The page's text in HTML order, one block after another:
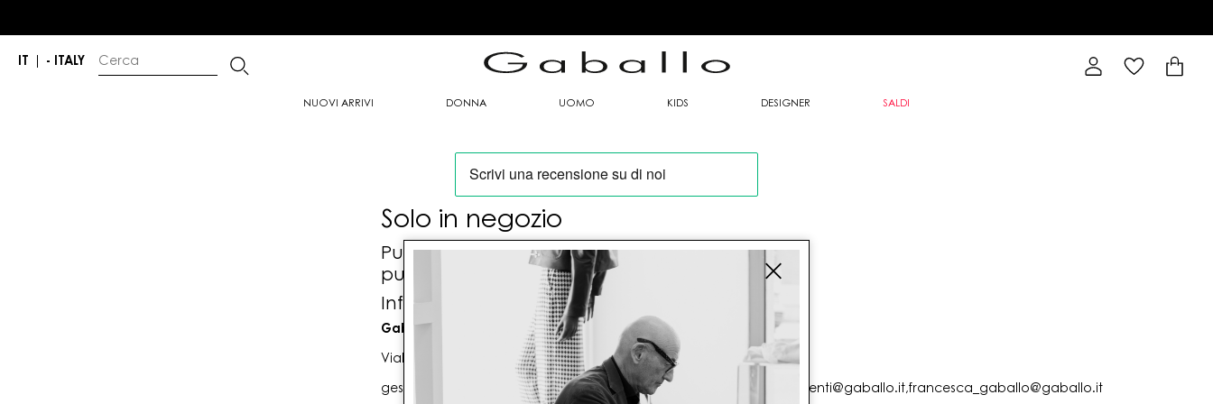
IT - ITALY
NUOVI ARRIVI DONNA UOMO KIDS DESIGNER SALDI
Solo in negozio
Puoi trovare questo articolo solo presso i nostri
punti vendita:
Info contatti
Gaballo Mario srl
Viale G. Matteotti n. 23 00053 Civitavecchia (RM)
gestioneordini@gaballo.it,customercare@sellmasters.it,assistenzaclienti@gaballo.it,francesca_gaballo@gaballo.it